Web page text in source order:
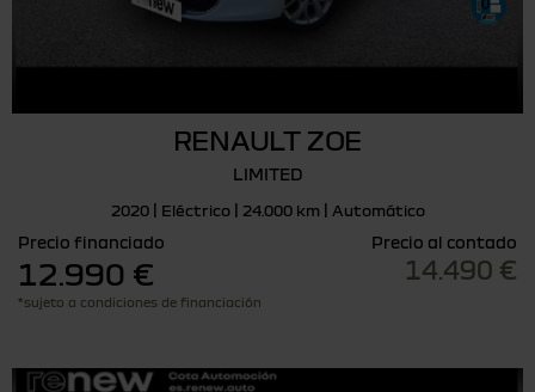
RENAULT ZOE
LIMITED
2020 | Eléctrico | 24.000 km | Automático
Precio financiado
12.990 €
*sujeto a condiciones de financiación
Precio al contado
14.490 €